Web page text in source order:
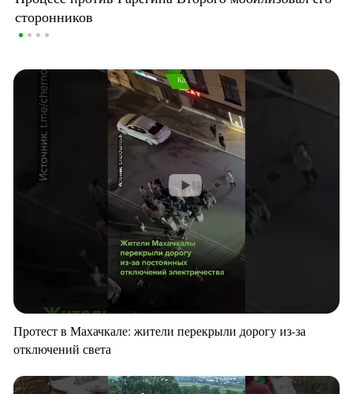
сторонников
Протест в Махачкале: жители перекрыли дорогу из-за
отключений света